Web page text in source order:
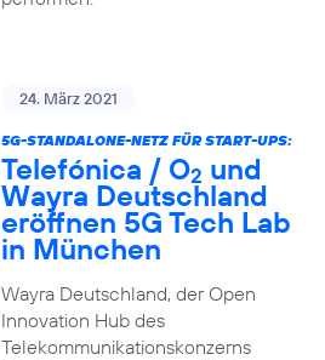
24. März 2021
5G-STANDALONE-NETZ FÜR START-UPS:
Telefónica / O2 und
Wayra Deutschland
eröffnen 5G Tech Lab
in München
Wayra Deutschland, der Open
Innovation Hub des
Telekommunikationskonzerns